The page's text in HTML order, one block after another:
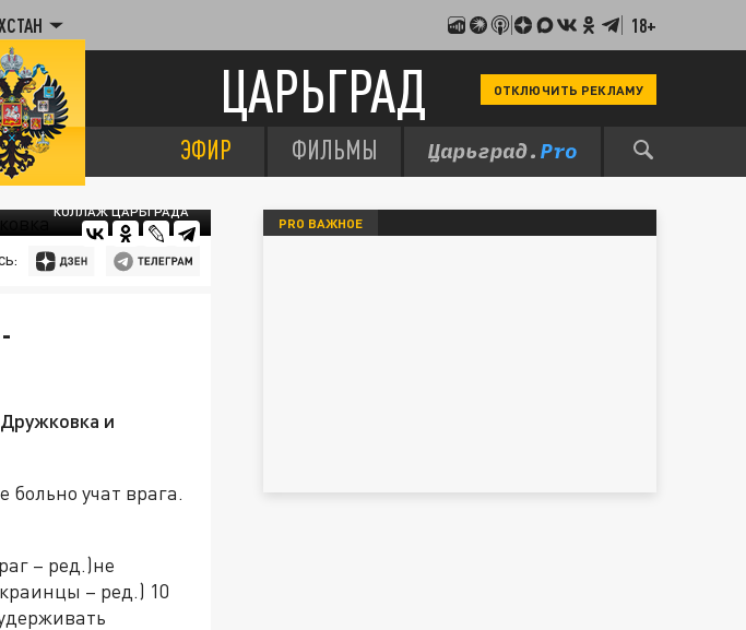
18+
ЦАРЬГРАД ОТКЛЮЧИТЬ РЕКЛАМУ
ЭФИР ФИЛЬМЫ
КОЛЛАЖ ЦАРЬГРАДА
и
больно учат врага.
– ред.)не
– ред.) 10
PRO ВАЖНОЕ